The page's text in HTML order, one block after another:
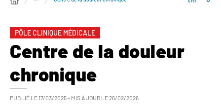
PÔLE CLINIQUE MÉDICALE
Centre de la douleur
chronique
PUBLIÉ LE 17/03/2025– MIS À JOUR LE26/02/2026